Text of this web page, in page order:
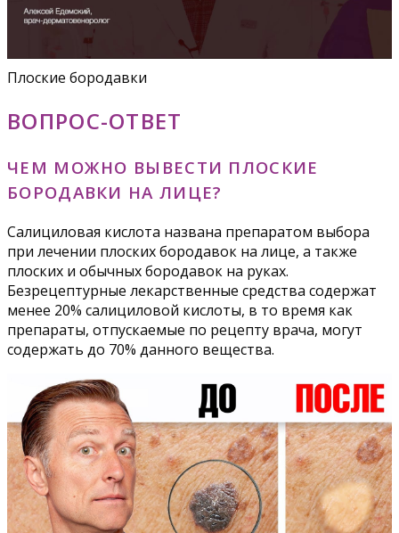
Плоские бородавки
ВОПРОС-ОТВЕТ
ЧЕМ МОЖНО ВЫВЕСТИ ПЛОСКИЕ
БОРОДАВКИ НА ЛИЦЕ?
Салициловая кислота названа препаратом выбора
при лечении плоских бородавок на лице, а также
плоских и обычных бородавок на руках.
Безрецептурные лекарственные средства содержат
менее 20% салициловой кислоты, в то время как
препараты, отпускаемые по рецепту врача, могут
содержать до 70% данного вещества.